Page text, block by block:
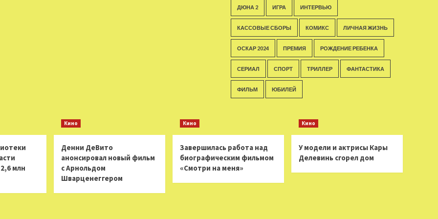
ДЮНА 2 ИГРА ИНТЕРВЬЮ
КАССОВЫЕ СБОРЫ КОМИКС ЛИЧНАЯ ЖИЗНЬ
ОСКАР 2024 ПРЕМИЯ РОЖДЕНИЕ РЕБЕНКА
СЕРИАЛ СПОРТ ТРИЛЛЕР ФАНТАСТИКА
ФИЛЬМ ЮБИЛЕЙ
млн
Кино
Денни ДеВито
анонсировал новый фильм
с Арнольдом
Шварценеггером
Кино
Завершилась работа над
биографическим фильмом
«Смотри на меня»
Кино
У модели и актрисы Кары
Делевинь сгорел дом